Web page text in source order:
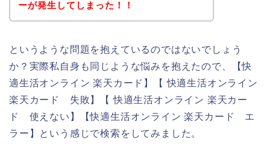
ーが発生してしまった！！
というような問題を抱えているのではないでしょう
か？実際私自身も同じような悩みを抱えたので、【快
適生活オンライン 楽天カード】【 快適生活オンライン
楽天カード 失敗】【 快適生活オンライン 楽天カー
ド 使えない】【快適生活オンライン 楽天カード エ
ラー】という感じで検索をしてみました。